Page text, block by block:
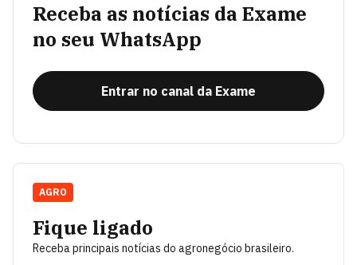
Receba as notícias da Exame
no seu WhatsApp
Entrar no canal da Exame
Fique ligado
Receba principais notícias do agronegócio brasileiro.
AGRO